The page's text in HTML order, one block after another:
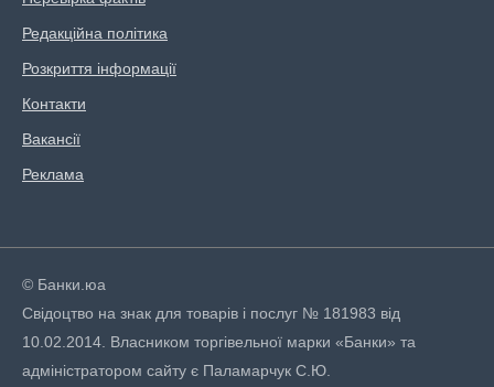
Редакційна політика
Розкриття інформації
Контакти
Вакансії
Реклама
© Банки.юа
Свідоцтво на знак для товарів і послуг № 181983 від
10.02.2014. Власником торгівельної марки «Банки» та
адміністратором сайту є Паламарчук С.Ю.